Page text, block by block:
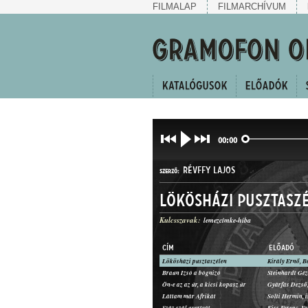
FILMALAP FILMARCHÍVUM
00:00
SZERZŐ: RÉVFFY LAJOS
MŰFAJ: HALLGATÓ
Lökösházi
Kulcsszavak: lemezcímke-hiba
CÍM ELŐADÓ
Lökösházi pusztaszélen Király Ernő,
Braun Izsó a bógnizó
Steinhardt
Ön-e az az úr, a kicsi kopasz úr
Gyárfás
Láttam már Afrikát
Solti Hermin,